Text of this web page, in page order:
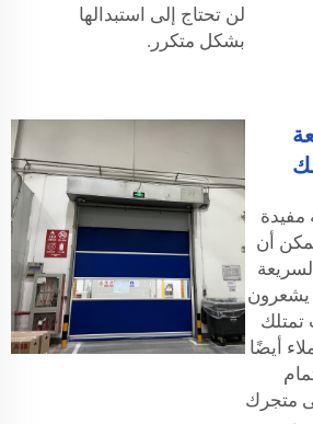
لن تحتاج إلى استبدالها
بشكل متكرر.
مفيدة
أن
تمتلك
أيضًا
متجرك